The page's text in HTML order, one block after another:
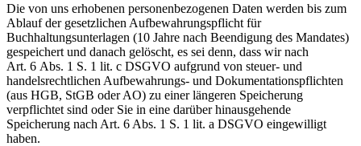
Die von uns erhobenen personenbezogenen Daten werden bis zum
Ablauf der gesetzlichen Aufbewahrungspflicht für
Buchhaltungsunterlagen (10 Jahre nach Beendigung des Mandates)
gespeichert und danach gelöscht, es sei denn, dass wir nach
Art. 6 Abs. 1 S. 1 lit. c DSGVO aufgrund von steuer- und
handelsrechtlichen Aufbewahrungs- und Dokumentationspflichten
(aus HGB, StGB oder AO) zu einer längeren Speicherung
verpflichtet sind oder Sie in eine darüber hinausgehende
Speicherung nach Art. 6 Abs. 1 S. 1 lit. a DSGVO eingewilligt
haben.